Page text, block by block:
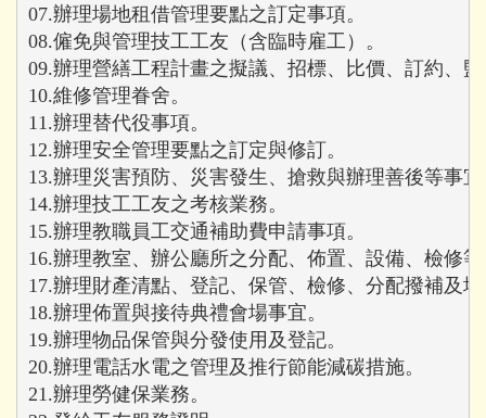
07.辦理場地租借管理要點之訂定事項。
08.僱免與管理技工工友（含臨時雇工）。
09.辦理營繕工程計畫之擬議、招標、比價、訂約、
10.維修管理眷舍。
11.辦理替代役事項。
12.辦理安全管理要點之訂定與修訂。
13.辦理災害預防、災害發生、搶救與辦理善後等事
14.辦理技工工友之考核業務。
15.辦理教職員工交通補助費申請事項。
16.辦理教室、辦公廳所之分配、佈置、設備、檢修
17.辦理財產清點、登記、保管、檢修、分配撥補及
18.辦理佈置與接待典禮會場事宜。
19.辦理物品保管與分發使用及登記。
20.辦理電話水電之管理及推行節能減碳措施。
21.辦理勞健保業務。